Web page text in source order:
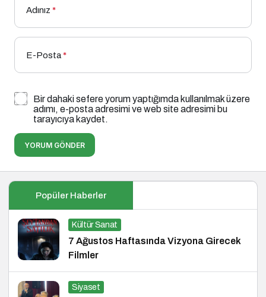
Adınız *
E-Posta*
Bir dahaki sefere yorum yaptığımda kullanılmak üzere
adımı, e-posta adresimi ve web site adresimi bu
tarayıcıya kaydet.
YORUM GÖNDER
Popüler Haberler
Kültür Sanat
7 Ağustos Haftasında Vizyona Girecek
Filmler
Siyaset